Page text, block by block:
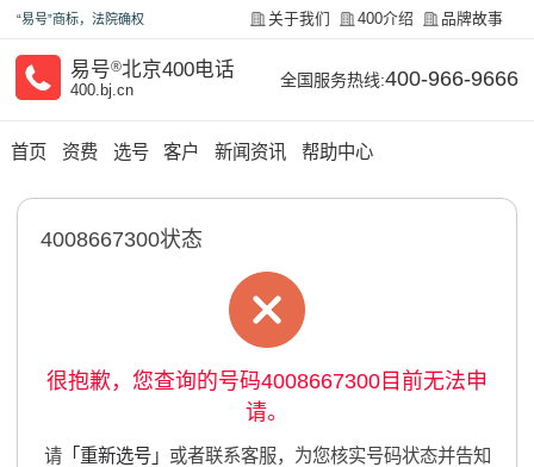
“易号”商标，法院确权 关于我们 400介绍 品牌故事
易号®北京400电话
400.bj.cn
全国服务热线:400-966-9666
首页 资费 选号 客户 新闻资讯 帮助中心
4008667300状态
很抱歉，您查询的号码4008667300目前无法申
请。
请「重新选号」 或者联系客服，为您核实号码状态并告知